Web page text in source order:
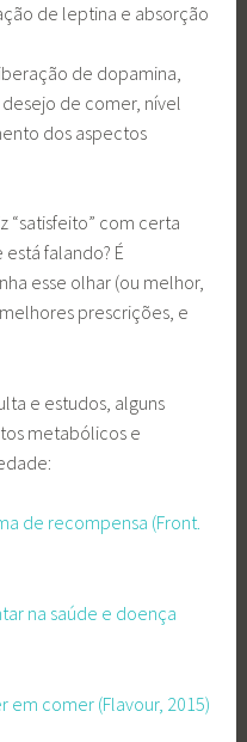
de leptina e absorção
de dopamina,
de comer, nível
dos aspectos
“satisfeito” com certa
falando? É
esse olhar (ou melhor,
prescrições, e
e estudos, alguns
metabólicos e
de recompensa (Front.
na saúde e doença
em comer (Flavour, 2015)